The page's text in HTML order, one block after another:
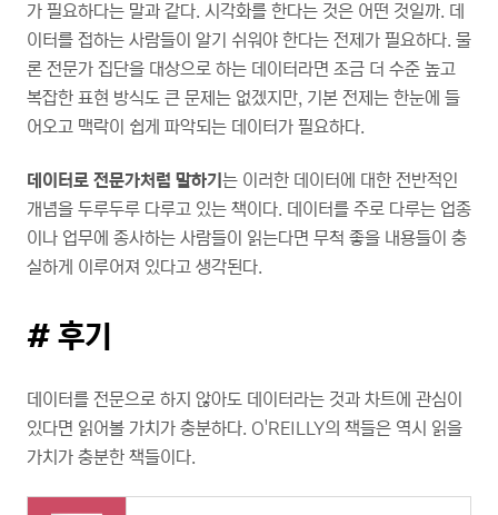
가 필요하다는 말과 같다. 시각화를 한다는 것은 어떤 것일까. 데
이터를 접하는 사람들이 알기 쉬워야 한다는 전제가 필요하다. 물
론 전문가 집단을 대상으로 하는 데이터라면 조금 더 수준 높고
복잡한 표현 방식도 큰 문제는 없겠지만, 기본 전제는 한눈에 들
어오고 맥락이 쉽게 파악되는 데이터가 필요하다.
데이터로 전문가처럼 말하기 는 이러한 데이터에 대한 전반적인
개념을 두루두루 다루고 있는 책이다. 데이터를 주로 다루는 업종
이나 업무에 종사하는 사람들이 읽는다면 무척 좋을 내용들이 충
실하게 이루어져 있다고 생각된다.
# 후기
데이터를 전문으로 하지 않아도 데이터라는 것과 차트에 관심이
있다면 읽어볼 가치가 충분하다. O'REILLY의 책들은 역시 읽을
가치가 충분한 책들이다.